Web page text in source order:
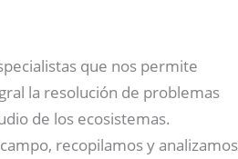
que nos permite
la resolución de problemas
de los ecosistemas.
recopilamos y analizamos